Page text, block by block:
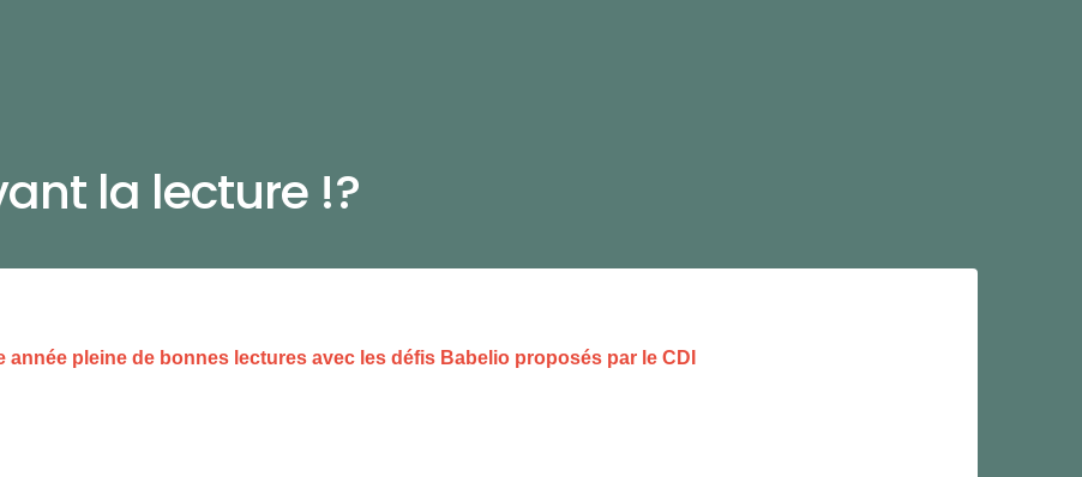
la lecture !?
année pleine de bonnes lectures avec les défis Babelio proposés par le CDI